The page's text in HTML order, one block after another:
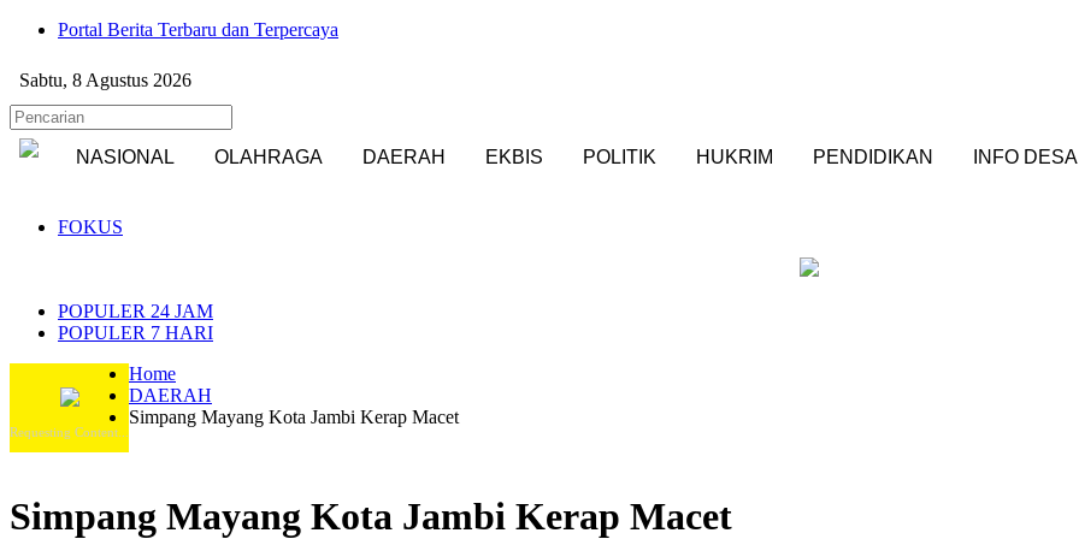
Portal Berita Terbaru dan Terpercaya
Sabtu, 8 Agustus 2026
NASIONAL OLAHRAGA DAERAH EKBIS POLITIK HUKRIM PENDIDIKAN INFO DESA
FOKUS
POPULER 24 JAM
POPULER 7 HARI
Requesting Content...
Home
DAERAH
Simpang Mayang Kota Jambi Kerap Macet
Simpang Mayang Kota Jambi Kerap Macet